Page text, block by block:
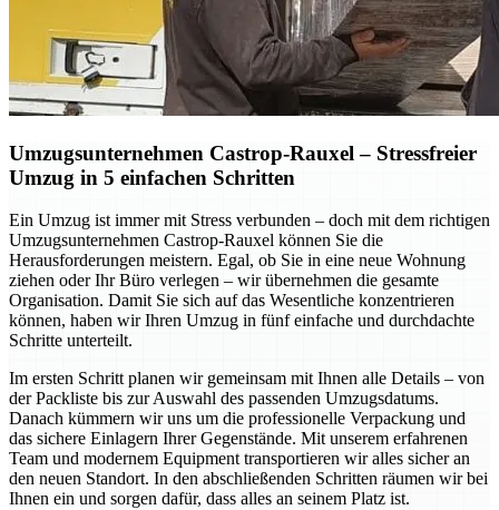
Umzugsunternehmen Castrop-Rauxel – Stressfreier
Umzug in 5 einfachen Schritten
Ein Umzug ist immer mit Stress verbunden – doch mit dem richtigen
Umzugsunternehmen Castrop-Rauxel können Sie die
Herausforderungen meistern. Egal, ob Sie in eine neue Wohnung
ziehen oder Ihr Büro verlegen – wir übernehmen die gesamte
Organisation. Damit Sie sich auf das Wesentliche konzentrieren
können, haben wir Ihren Umzug in fünf einfache und durchdachte
Schritte unterteilt.
Im ersten Schritt planen wir gemeinsam mit Ihnen alle Details – von
der Packliste bis zur Auswahl des passenden Umzugsdatums.
Danach kümmern wir uns um die professionelle Verpackung und
das sichere Einlagern Ihrer Gegenstände. Mit unserem erfahrenen
Team und modernem Equipment transportieren wir alles sicher an
den neuen Standort. In den abschließenden Schritten räumen wir bei
Ihnen ein und sorgen dafür, dass alles an seinem Platz ist.